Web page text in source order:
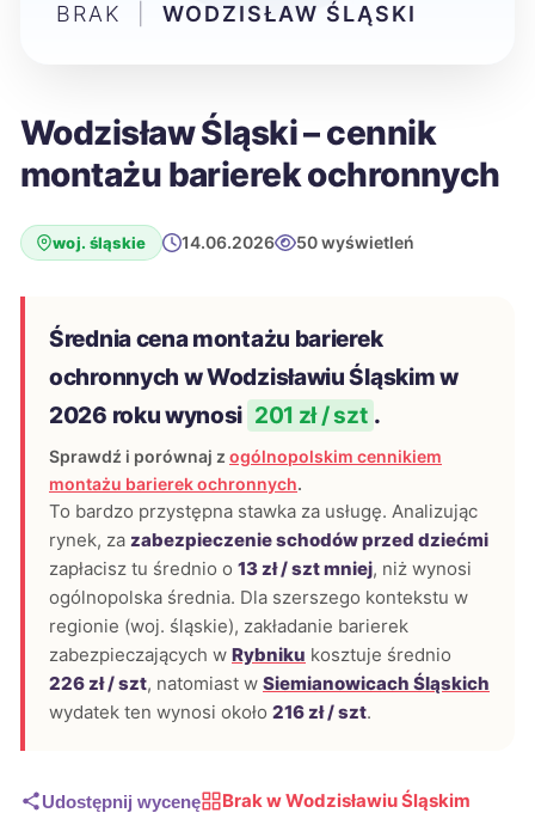
Wodzisław Śląski – cennik
montażu barierek ochronnych
woj. śląskie 14.06.2026 50 wyświetleń
Średnia cena montażu barierek
ochronnych w Wodzisławiu Śląskim w
2026 roku wynosi 201 zł / szt .
Sprawdź i porównaj z ogólnopolskim cennikiem
montażu barierek ochronnych.
To bardzo przystępna stawka za usługę. Analizując
rynek, za zabezpieczenie schodów przed dziećmi
zapłacisz tu średnio o 13 zł / szt mniej, niż wynosi
ogólnopolska średnia. Dla szerszego kontekstu w
regionie (woj. śląskie), zakładanie barierek
zabezpieczających w Rybniku kosztuje średnio
226 zł / szt, natomiast w Siemianowicach Śląskich
wydatek ten wynosi około 216 zł / szt.
Udostępnij wycenę Brak w Wodzisławiu Śląskim
BRAK WODZISŁAW ŚLĄSKI